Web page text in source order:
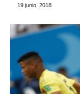
19 junio, 2018